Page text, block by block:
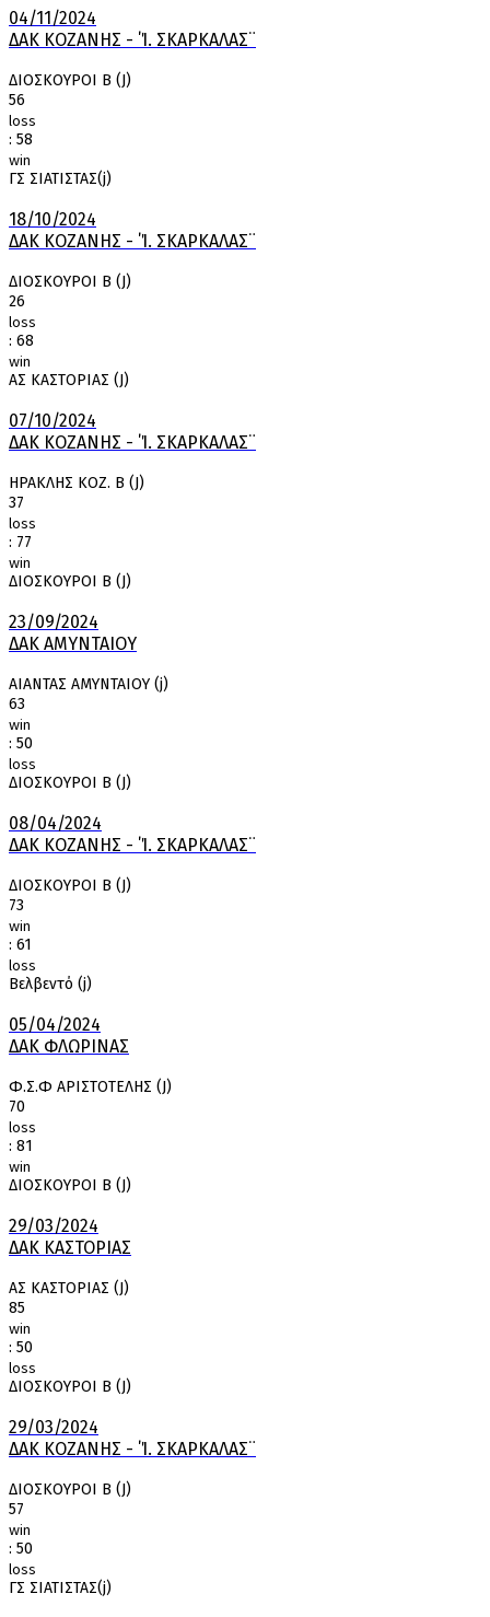
04/11/2024
ΔΑΚ ΚΟΖΑΝΗΣ - ΄Ί. ΣΚΑΡΚΑΛΑΣ¨
ΔΙΟΣΚΟΥΡΟΙ Β (J)
56
loss
: 58
win
ΓΣ ΣΙΑΤΙΣΤΑΣ(j)
18/10/2024
ΔΑΚ ΚΟΖΑΝΗΣ - ΄Ί. ΣΚΑΡΚΑΛΑΣ¨
ΔΙΟΣΚΟΥΡΟΙ Β (J)
26
loss
: 68
win
ΑΣ ΚΑΣΤΟΡΙΑΣ (J)
07/10/2024
ΔΑΚ ΚΟΖΑΝΗΣ - ΄Ί. ΣΚΑΡΚΑΛΑΣ¨
ΗΡΑΚΛΗΣ ΚΟΖ. Β (J)
37
loss
: 77
win
ΔΙΟΣΚΟΥΡΟΙ Β (J)
23/09/2024
ΔΑΚ ΑΜΥΝΤΑΙΟΥ
ΑΙΑΝΤΑΣ ΑΜΥΝΤΑΙΟΥ (j)
63
win
: 50
loss
ΔΙΟΣΚΟΥΡΟΙ Β (J)
08/04/2024
ΔΑΚ ΚΟΖΑΝΗΣ - ΄Ί. ΣΚΑΡΚΑΛΑΣ¨
ΔΙΟΣΚΟΥΡΟΙ Β (J)
73
win
: 61
loss
Βελβεντό (j)
05/04/2024
ΔΑΚ ΦΛΩΡΙΝΑΣ
Φ.Σ.Φ ΑΡΙΣΤΟΤΕΛΗΣ (J)
70
loss
: 81
win
ΔΙΟΣΚΟΥΡΟΙ Β (J)
29/03/2024
ΔΑΚ ΚΑΣΤΟΡΙΑΣ
ΑΣ ΚΑΣΤΟΡΙΑΣ (J)
85
win
: 50
loss
ΔΙΟΣΚΟΥΡΟΙ Β (J)
29/03/2024
ΔΑΚ ΚΟΖΑΝΗΣ - ΄Ί. ΣΚΑΡΚΑΛΑΣ¨
ΔΙΟΣΚΟΥΡΟΙ Β (J)
57
win
: 50
loss
ΓΣ ΣΙΑΤΙΣΤΑΣ(j)